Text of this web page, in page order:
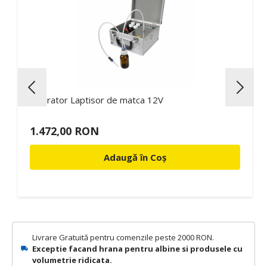
Livrare Gratuită pentru comenzile peste 2000 RON.
Exceptie facand hrana pentru albine si produsele cu
volumetrie ridicata.
Aspirator Laptisor de matca 12V
1.472,00 RON
Adaugă în Coș